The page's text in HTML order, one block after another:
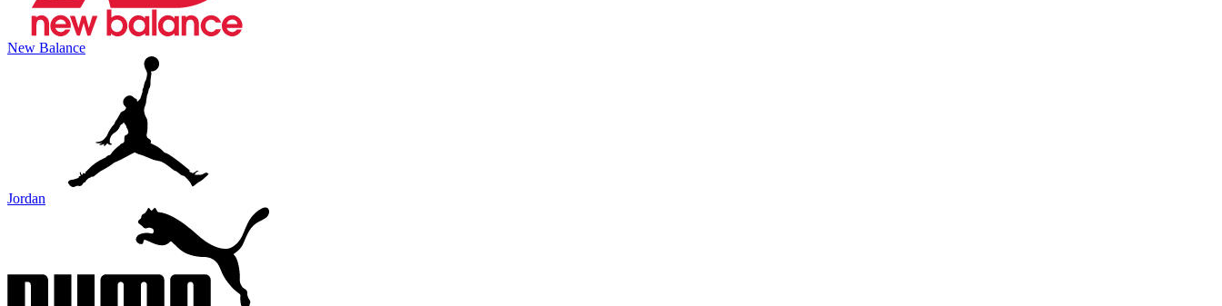
New Balance
Jordan